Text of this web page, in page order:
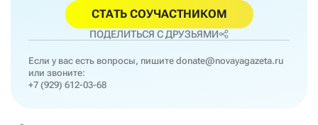
СТАТЬ СОУЧАСТНИКОМ
ПОДЕЛИТЬСЯ С ДРУЗЬЯМИ
Если у вас есть вопросы, пишите donate@novayagazeta.ru
или звоните:
+7 (929) 612-03-68